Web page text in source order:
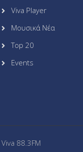
Viva Player
Μουσικά Νέα
Top 20
Events
Viva 88.3FM